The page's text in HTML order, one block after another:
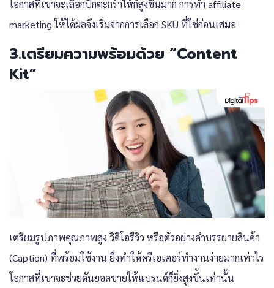
โอกาสที่เขาจะเลือกปักตะกร้าให้ก็สูงขึ้นมาก การทำ affiliate
marketing ให้ได้ผลจึงเริ่มจากการเลือก SKU ที่ใช่ก่อนเสมอ
3.เตรียมความพร้อมด้วย “Content
Kit”
เตรียมรูปภาพคุณภาพสูง วิดีโอรีวิว หรือตัวอย่างคำบรรยายสินค้า
(Caption) ที่พร้อมใช้งาน ยิ่งทำให้ครีเอเตอร์ทำงานง่ายมากเท่าไร
โอกาสที่เขาจะช่วยดันยอดขายให้แบรนด์ก็ยิ่งสูงขึ้นเท่านั้น